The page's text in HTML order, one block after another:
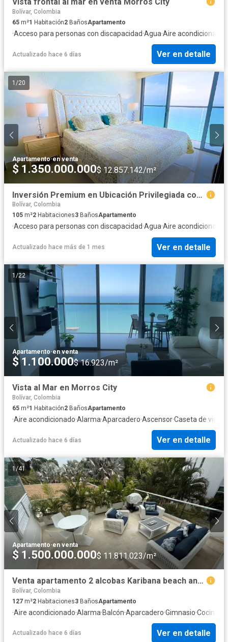
Bolívar, Colombia
65 m²1 Habitación2 BañosApartamento
·Acceso para personas con discapacidad·Agua·Aire acondicionado
Actualizado hace 6 días Ver en detalle
1 /20
Apartamento·en venta
$ 1.350.000.000$ 12.857.142/m²
Inversión Premium en Ubicación Privilegiada con Vista al Mar
Bolívar, Colombia
105 m²2 Habitaciones3 BañosApartamento
·Acceso para personas con discapacidad·Agua·Aire acondicionado
Actualizado hace más de 1 mes Ver en detalle
1 /22
Apartamento·en venta
$ 1.100.000$ 16.923/m²
Vista al Mar en Morros City
Bolívar, Colombia
65 m²1 Habitación2 BañosApartamento
·Aire acondicionado·Alarma·Aparcadero·Ascensor·Caseta de
Actualizado hace 6 días Ver en detalle
1/41
Apartamento·en venta
$ 1.500.000.000$ 11.811.023/m²
Venta apartamento 2 alcobas Karibana beach and golf resort Cartagena
Bolívar, Colombia
127 m²2 Habitaciones3 BañosApartamento
·Aire acondicionado·Alarma·Balcón·Aparcadero·Gimnasio·Cocina
Actualizado hace 6 días Ver en detalle